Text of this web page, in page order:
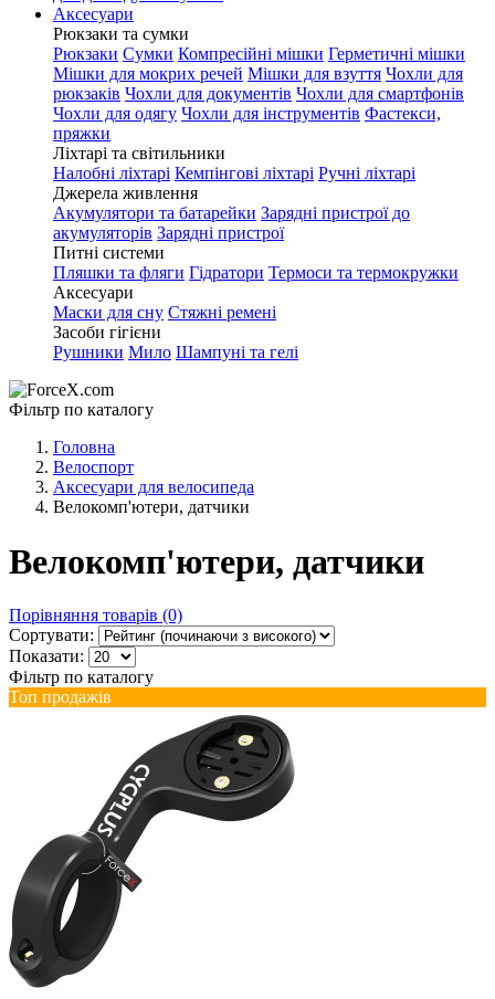
Аксесуари
Рюкзаки та сумки
Рюкзаки Сумки Компресійні мішки Герметичні мішки
Мішки для мокрих речей Мішки для взуття Чохли для
рюкзаків Чохли для документів Чохли для смартфонів
Чохли для одягу Чохли для інструментів Фастекси,
пряжки
Ліхтарі та світильники
Налобні ліхтарі Кемпінгові ліхтарі Ручні ліхтарі
Джерела живлення
Акумулятори та батарейки Зарядні пристрої до
акумуляторів Зарядні пристрої
Питні системи
Пляшки та фляги Гідратори Термоси та термокружки
Аксесуари
Маски для сну Стяжні ремені
Засоби гігієни
Рушники Мило Шампуні та гелі
Фільтр по каталогу
Головна
Велоспорт
Аксесуари для велосипеда
Велокомп'ютери, датчики
Велокомп'ютери, датчики
Порівняння товарів (0)
Сортувати:
Показати:
Фільтр по каталогу
Топ продажів